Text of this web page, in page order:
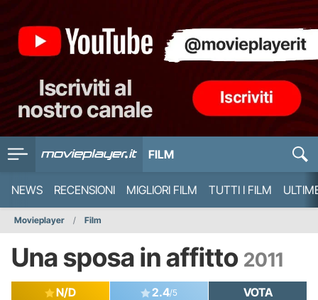
FILM
NEWS RECENSIONI MIGLIORI FILM TUTTI I FILM
Movieplayer Film
Una sposa in affitto 2011
N/D 2.4/5 VOTA